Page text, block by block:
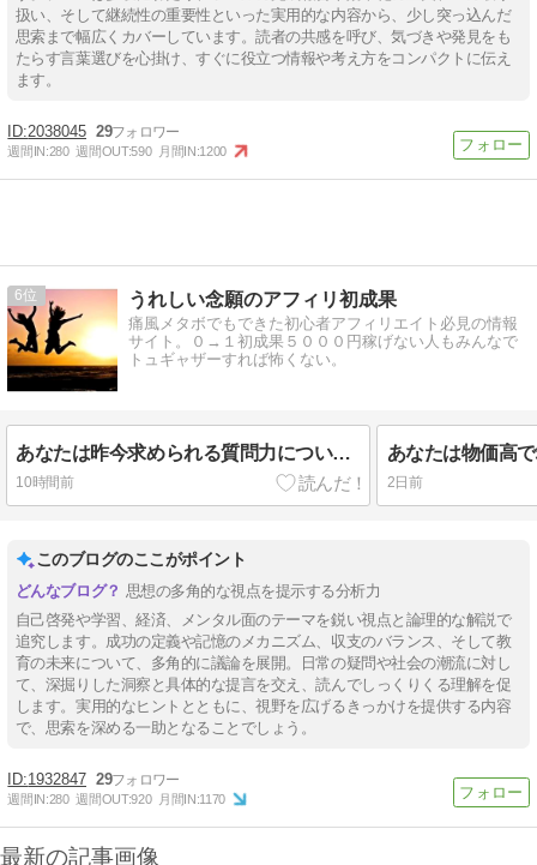
扱い、そして継続性の重要性といった実用的な内容から、少し突っ込んだ
思索まで幅広くカバーしています。読者の共感を呼び、気づきや発見をも
たらす言葉選びを心掛け、すぐに役立つ情報や考え方をコンパクトに伝え
ます。
2038045 29
週間IN:280 週間OUT:590 月間IN:1200
6 うれしい念願のアフィリ初成果
痛風メタボでもできた初心者アフィリエイト必見の情報
サイト。０→１初成果５０００円稼げない人もみんなで
トュギャザーすれば怖くない。
あなたは昨今求められる質問力について深く考えていますか？仕事で成功した人にも共通する生成ＡＩが普及しつつある今問われる質問力の上げ方とは？
10時間前 2日前
このブログのここがポイント
思想の多角的な視点を提示する分析力
自己啓発や学習、経済、メンタル面のテーマを鋭い視点と論理的な解説で
追究します。成功の定義や記憶のメカニズム、収支のバランス、そして教
育の未来について、多角的に議論を展開。日常の疑問や社会の潮流に対し
て、深掘りした洞察と具体的な提言を交え、読んでしっくりくる理解を促
します。実用的なヒントとともに、視野を広げるきっかけを提供する内容
で、思索を深める一助となることでしょう。
1932847 29
週間IN:280 週間OUT:920 月間IN:1170
最新の記事画像